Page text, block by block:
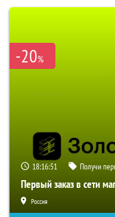
-20%
18:16:50 Получи
Первый заказ в сети
Россия